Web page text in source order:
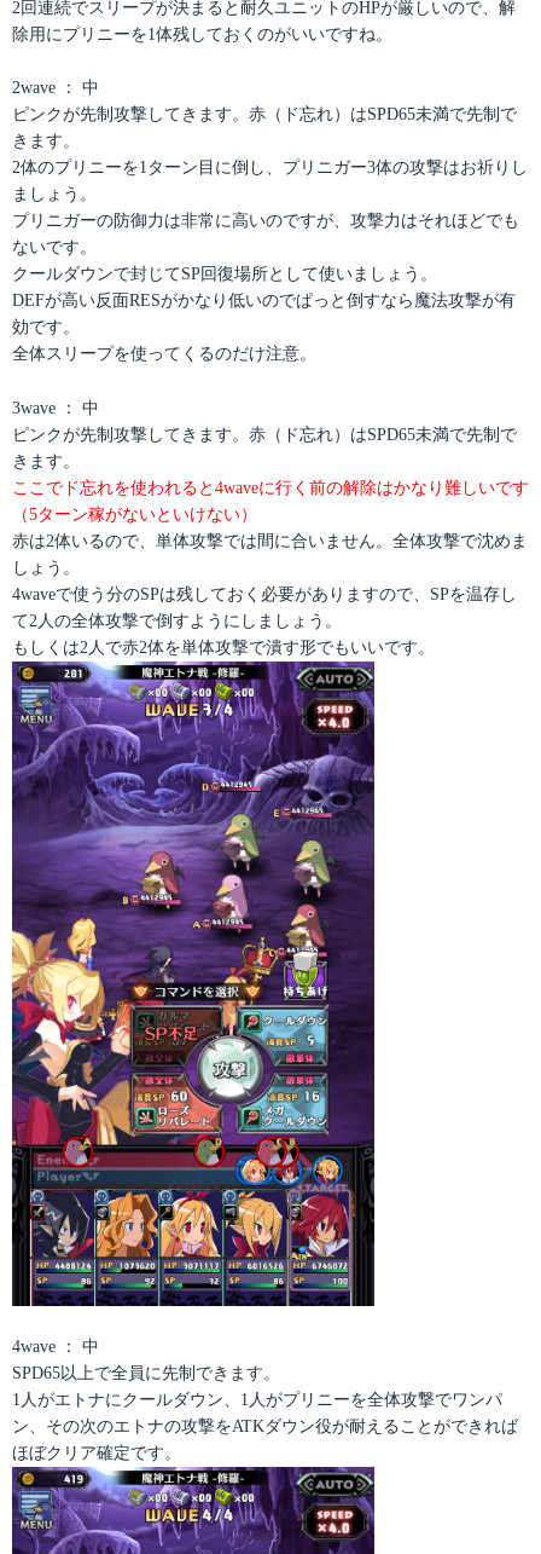
2回連続でスリープが決まると耐久ユニットのHPが厳しいので、解
除用にプリニーを1体残しておくのがいいですね。
2wave ： 中
ピンクが先制攻撃してきます。赤（ド忘れ）はSPD65未満で先制で
きます。
2体のプリニーを1ターン目に倒し、プリニガー3体の攻撃はお祈りし
ましょう。
プリニガーの防御力は非常に高いのですが、攻撃力はそれほどでも
ないです。
クールダウンで封じてSP回復場所として使いましょう。
DEFが高い反面RESがかなり低いのでぱっと倒すなら魔法攻撃が有
効です。
全体スリープを使ってくるのだけ注意。
3wave ： 中
ピンクが先制攻撃してきます。赤（ド忘れ）はSPD65未満で先制で
きます。
ここでド忘れを使われると4waveに行く前の解除はかなり難しいです
（5ターン稼がないといけない）
赤は2体いるので、単体攻撃では間に合いません。全体攻撃で沈めま
しょう。
4waveで使う分のSPは残しておく必要がありますので、SPを温存し
て2人の全体攻撃で倒すようにしましょう。
もしくは2人で赤2体を単体攻撃で潰す形でもいいです。
4wave ： 中
SPD65以上で全員に先制できます。
1人がエトナにクールダウン、1人がプリニーを全体攻撃でワンパ
ン、その次のエトナの攻撃をATKダウン役が耐えることができれば
ほぼクリア確定です。